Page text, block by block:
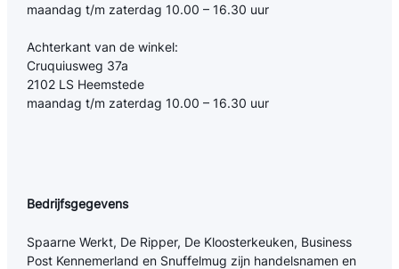
maandag t/m zaterdag 10.00 – 16.30 uur
Achterkant van de winkel:
Cruquiusweg 37a
2102 LS Heemstede
maandag t/m zaterdag 10.00 – 16.30 uur
Bedrijfsgegevens
Spaarne Werkt, De Ripper, De Kloosterkeuken, Business
Post Kennemerland en Snuffelmug zijn handelsnamen en